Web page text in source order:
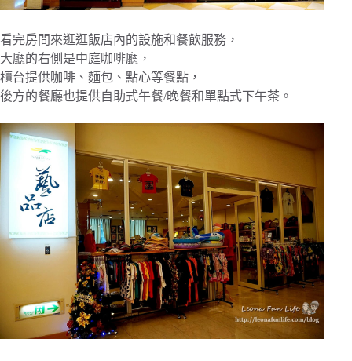
看完房間來逛逛飯店內的設施和餐飲服務，
大廳的右側是中庭咖啡廳，
櫃台提供咖啡、麵包、點心等餐點，
後方的餐廳也提供自助式午餐/晚餐和單點式下午茶。